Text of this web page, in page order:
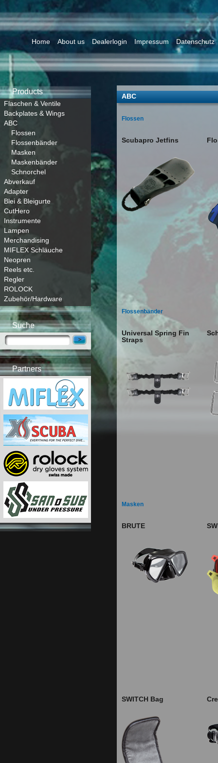
Home About us Dealerlogin Impressum Datenschutz
Products
Flaschen & Ventile
Backplates & Wings
ABC
Flossen
Flossenbänder
Masken
Maskenbänder
Schnorchel
Abverkauf
Adapter
Blei & Bleigurte
CutHero
Instrumente
Lampen
Merchandising
MIFLEX Schläuche
Neopren
Reels etc.
Regler
ROLOCK
Zubehör/Hardware
Suche
Partners
ABC
Flossen
Scubapro Jetfins
Flossenbänder
Universal Spring Fin
Straps
Masken
BRUTE
SWITCH Bag